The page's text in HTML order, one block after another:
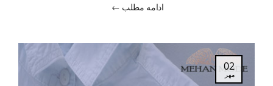
وجود دارد.
ادامه مطلب
02
مهر